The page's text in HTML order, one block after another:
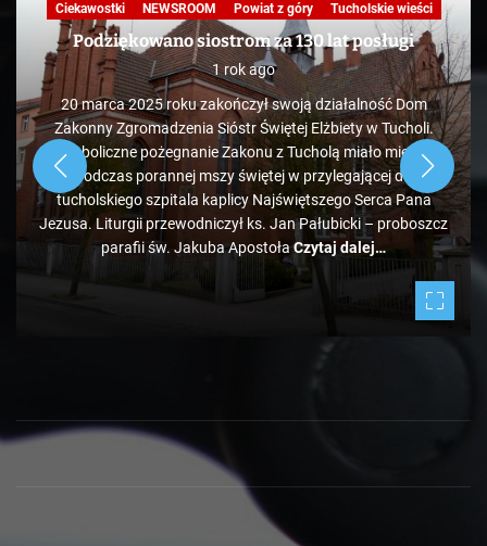
Ciekawostki NEWSROOM Powiat z góry Tucholskie wieści
Podziękowano siostrom za 130 lat posługi
1 rok ago
20 marca 2025 roku zakończył swoją działalność Dom
Zakonny Zgromadzenia Sióstr Świętej Elżbiety w Tucholi.
Symboliczne pożegnanie Zakonu z Tucholą miało miejsce
podczas porannej mszy świętej w przylegającej do
tucholskiego szpitala kaplicy Najświętszego Serca Pana
Jezusa. Liturgii przewodniczył ks. Jan Pałubicki – proboszcz
parafii św. Jakuba ApostołaCzytaj dalej…